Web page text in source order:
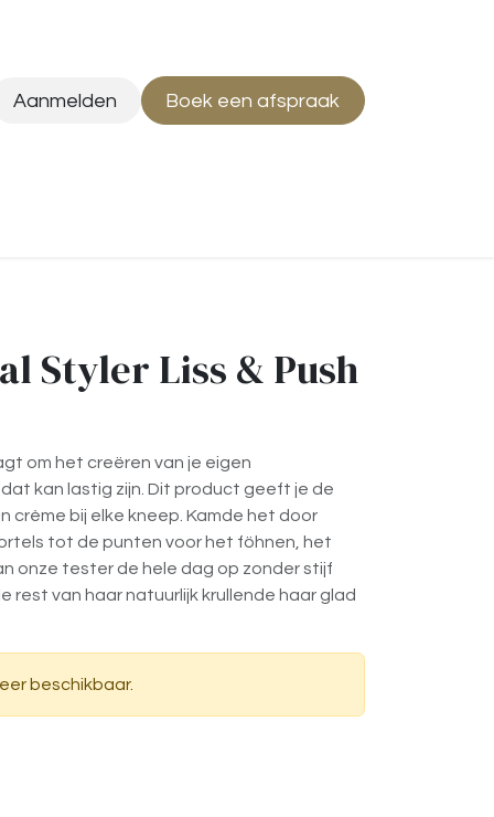
Aanmelden Boek een afspraak
Styler Liss & Push
​​om het creëren van je eigen
kan lastig zijn. Dit product geeft je de
crème bij elke kneep. Kamde het door
tot de punten voor het föhnen, het
onze tester de hele dag op zonder stijf
rest van haar natuurlijk krullende haar glad
beschikbaar.